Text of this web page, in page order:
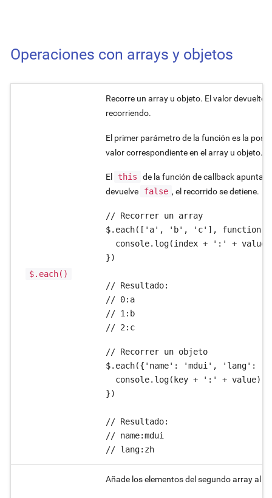
Operaciones con arrays y objetos
$.each()
Recorre un array u objeto. El valor devuelto
recorriendo.
El primer parámetro de la función es la
valor correspondiente en el array u objeto.
El this
de la función de callback apunta
devuelve
false , el recorrido se detiene.
// Recorrer un array
$.each(['a', 'b', 'c'], function
console.log(index + ':' +
})
// Resultado:
// 0:a
// 1:b
// 2:c
// Recorrer un objeto
$.each({'name': 'mdui', 'lang':
  console.log(key + ':' + value);
})
// Resultado:
// name:mdui
// lang:zh
Añade los elementos del segundo array al